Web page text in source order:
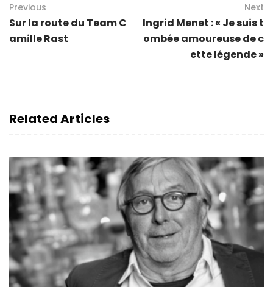
Previous
Sur la route du Team C
amille Rast
Next
Ingrid Menet : « Je suis t
ombée amoureuse de c
ette légende »
Related Articles